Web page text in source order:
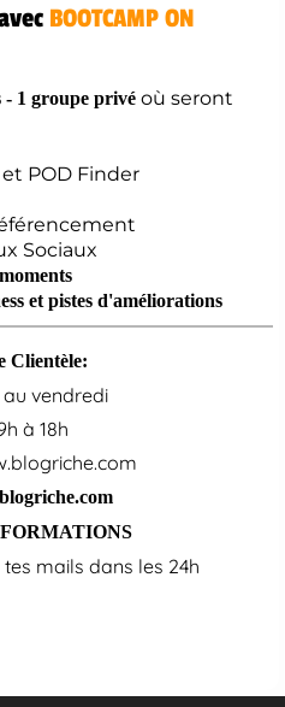
BOOTCAMP ON
- 1 groupe privé où seront
POD Finder
Sociaux
et pistes d'améliorations
Clientèle:
vendredi
à 18h
mails dans les 24h